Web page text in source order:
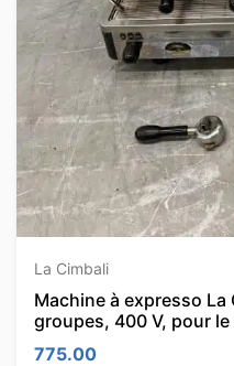
La Cimbali
Machine à expresso
groupes, 400 V, pour
775.00